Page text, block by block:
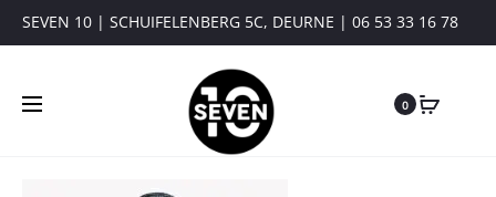
SEVEN 10 | SCHUIFELENBERG 5C, DEURNE | 06 53 33 16 78
0